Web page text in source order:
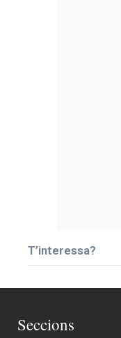
T’interessa?
Seccions